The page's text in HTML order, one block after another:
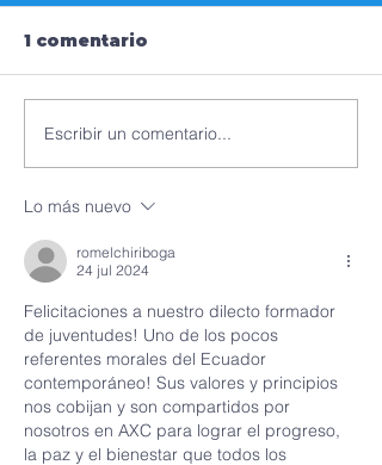
GABRIELA
BARRIONUEVO
CANDIDATA A
CONCEJAL QUITO-
CENTRO
1 comentario
Escribir un comentario...
Lo más nuevo
romelchiriboga
24 jul 2024
Felicitaciones a nuestro dilecto formador
de juventudes! Uno de los pocos
referentes morales del Ecuador
contemporáneo! Sus valores y principios
nos cobijan y son compartidos por
nosotros en AXC para lograr el progreso,
la paz y el bienestar que todos los